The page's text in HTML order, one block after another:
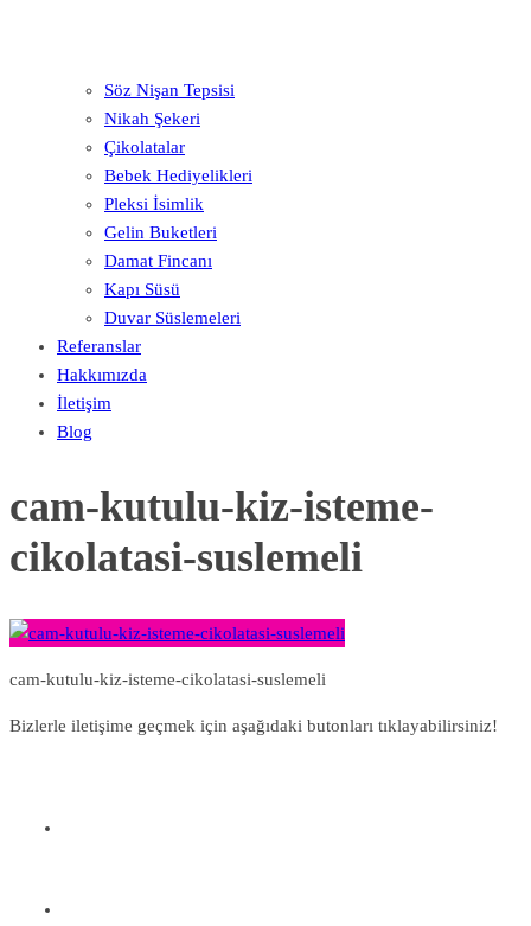
Söz Nişan Tepsisi
Nikah Şekeri
Çikolatalar
Bebek Hediyelikleri
Pleksi İsimlik
Gelin Buketleri
Damat Fincanı
Kapı Süsü
Duvar Süslemeleri
Referanslar
Hakkımızda
İletişim
Blog
cam-kutulu-kiz-isteme-
cikolatasi-suslemeli
cam-kutulu-kiz-isteme-cikolatasi-suslemeli
Bizlerle iletişime geçmek için aşağıdaki butonları tıklayabilirsiniz!